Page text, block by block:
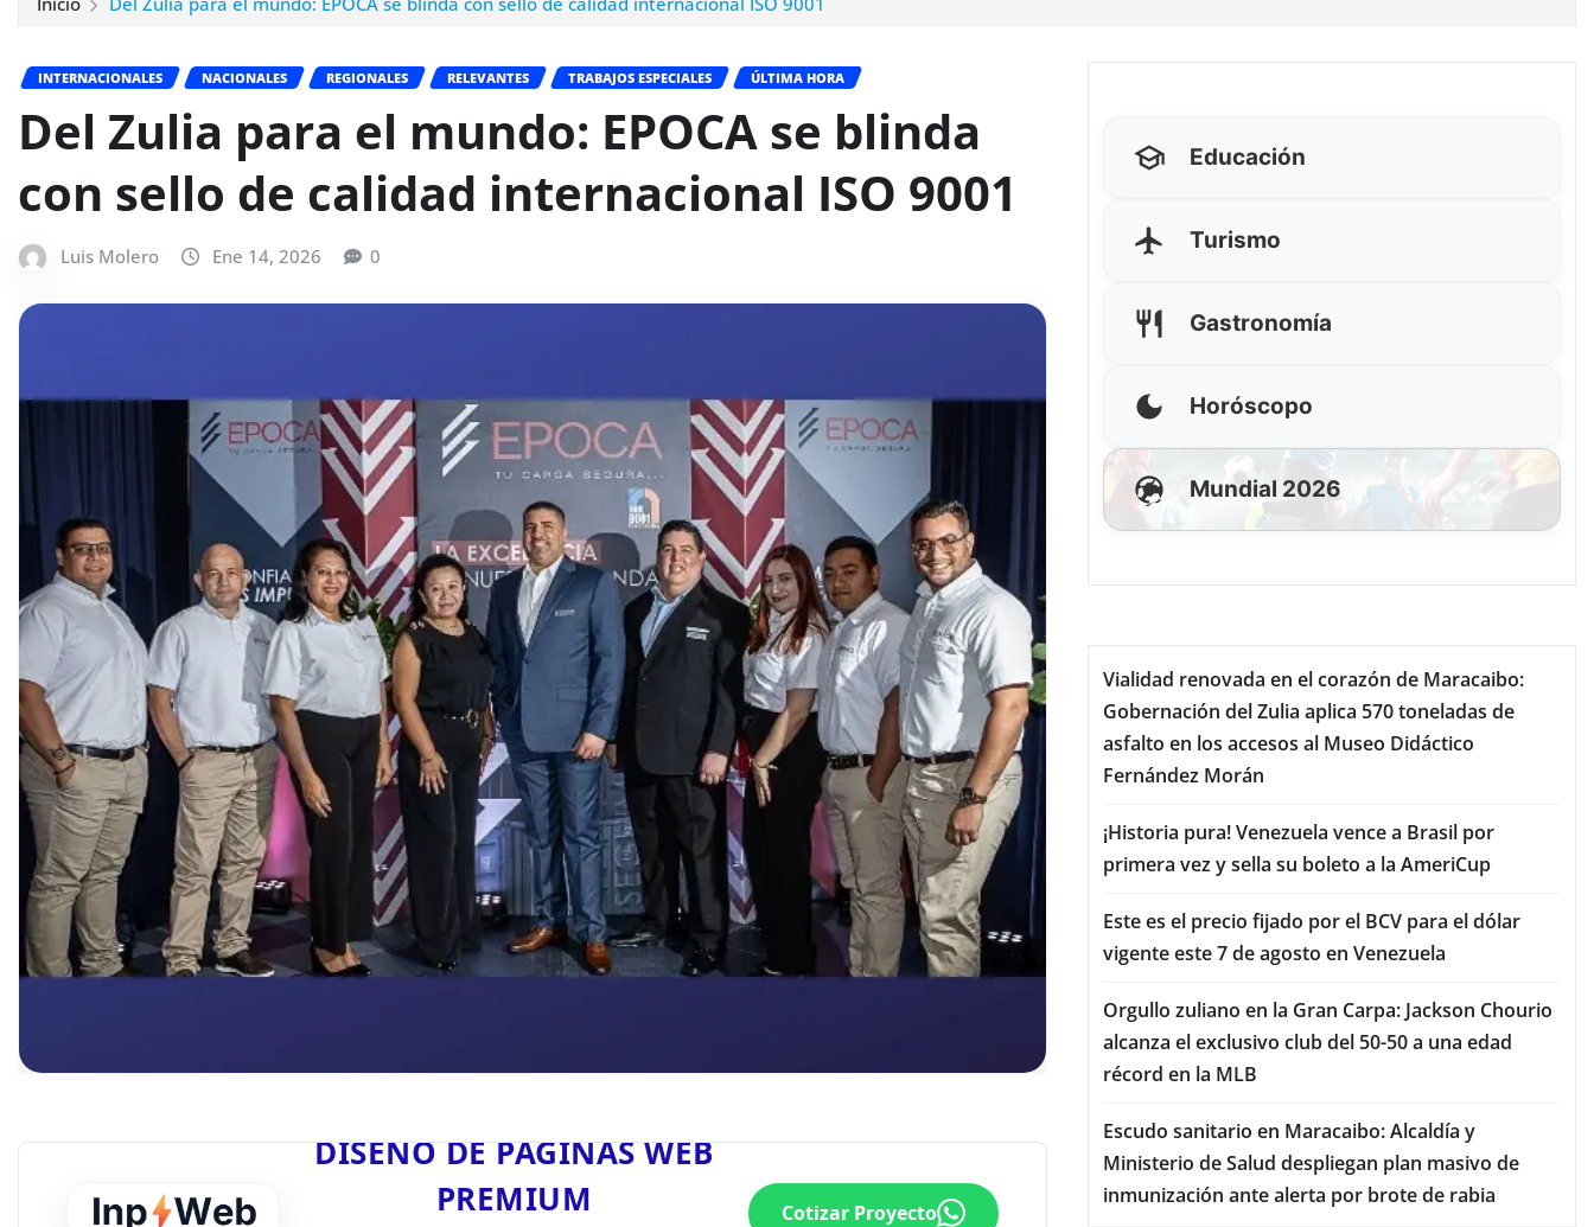
INTERNACIONALES NACIONALES REGIONALES RELEVANTES TRABAJOS ESPECIALES ÚLTIMA HORA
Del Zulia para el mundo: EPOCA se blinda
con sello de calidad internacional ISO 9001
Luis Molero Ene 14, 2026 0
DISEÑO DE PÁGINAS WEB
PREMIUM
Cotizar Proyecto
Educación
Turismo
Gastronomía
Horóscopo
Mundial 2026
Vialidad renovada en el corazón de Maracaibo:
Gobernación del Zulia aplica 570 toneladas de
asfalto en los accesos al Museo Didáctico
Fernández Morán
¡Historia pura! Venezuela vence a Brasil por
primera vez y sella su boleto a la AmeriCup
Este es el precio fijado por el BCV para el dólar
vigente este 7 de agosto en Venezuela
Orgullo zuliano en la Gran Carpa: Jackson Chourio
alcanza el exclusivo club del 50-50 a una edad
récord en la MLB
Escudo sanitario en Maracaibo: Alcaldía y
Ministerio de Salud despliegan plan masivo de
inmunización ante alerta por brote de rabia